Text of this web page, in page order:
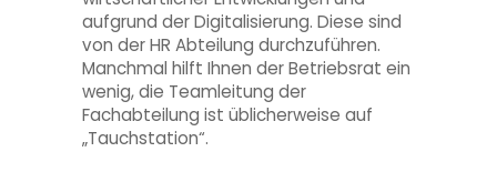
aufgrund der Digitalisierung. Diese sind
von der HR Abteilung durchzuführen.
Manchmal hilft Ihnen der Betriebsrat ein
wenig, die Teamleitung der
Fachabteilung ist üblicherweise auf
„Tauchstation“.